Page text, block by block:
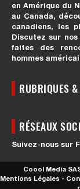
en Amérique du
au Canada,
canadiens, les
Discutez sur
faites des
hommes
RUBRIQUES
RÉSEAUX
Suivez-nous sur
Coool Media
Mentions Légales -